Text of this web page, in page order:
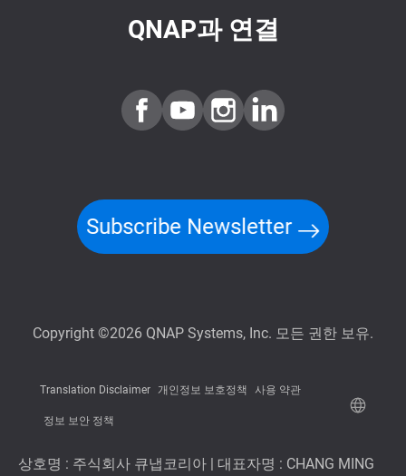
QNAP과 연결
Subscribe Newsletter
Copyright ©2026 QNAP Systems, Inc. 모든 권한 보유.
Translation Disclaimer 개인정보 보호정책 사용 약관
정보 보안 정책
상호명 : 주식회사 큐냅코리아 | 대표자명 : CHANG MING